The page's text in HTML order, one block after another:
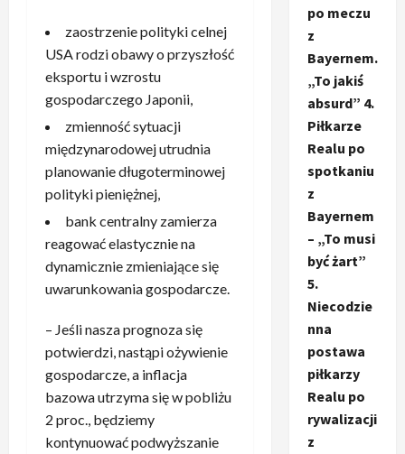
zaostrzenie polityki celnej
USA rodzi obawy o przyszłość
eksportu i wzrostu
gospodarczego Japonii,
zmienność sytuacji
międzynarodowej utrudnia
planowanie długoterminowej
polityki pieniężnej,
bank centralny zamierza
reagować elastycznie na
dynamicznie zmieniające się
uwarunkowania gospodarcze.
– Jeśli nasza prognoza się
potwierdzi, nastąpi ożywienie
gospodarcze, a inflacja
bazowa utrzyma się w pobliżu
2 proc., będziemy
kontynuować podwyższanie
po meczu
z
Bayernem.
„To jakiś
absurd” 4.
Piłkarze
Realu po
spotkaniu
z
Bayernem
– „To musi
być żart”
5.
Niecodzie
nna
postawa
piłkarzy
Realu po
rywalizacji
z